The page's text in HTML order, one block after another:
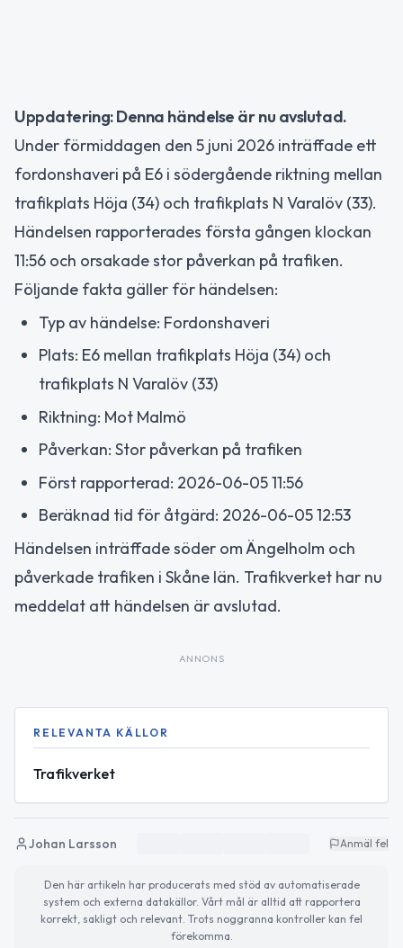
Uppdatering: Denna händelse är nu avslutad.
Under förmiddagen den 5 juni 2026 inträffade ett
fordonshaveri på E6 i södergående riktning mellan
trafikplats Höja (34) och trafikplats N Varalöv (33).
Händelsen rapporterades första gången klockan
11:56 och orsakade stor påverkan på trafiken.
Följande fakta gäller för händelsen:
Typ av händelse: Fordonshaveri
Plats: E6 mellan trafikplats Höja (34) och
trafikplats N Varalöv (33)
Riktning: Mot Malmö
Påverkan: Stor påverkan på trafiken
Först rapporterad: 2026-06-05 11:56
Beräknad tid för åtgärd: 2026-06-05 12:53
Händelsen inträffade söder om Ängelholm och
påverkade trafiken i Skåne län. Trafikverket har nu
meddelat att händelsen är avslutad.
ANNONS
RELEVANTA KÄLLOR
Trafikverket
Johan Larsson Anmäl fel
Den här artikeln har producerats med stöd av automatiserade
system och externa datakällor. Vårt mål är alltid att rapportera
korrekt, sakligt och relevant. Trots noggranna kontroller kan fel
förekomma.